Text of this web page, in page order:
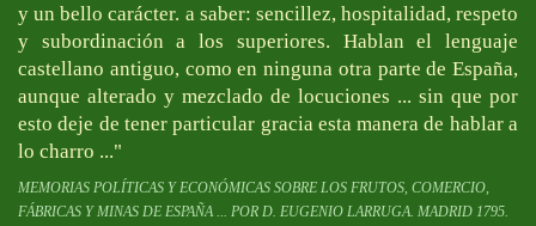
y un bello carácter. a saber: sencillez, hospitalidad, respeto
y subordinación a los superiores. Hablan el lenguaje
castellano antiguo, como en ninguna otra parte de España,
aunque alterado y mezclado de locuciones ... sin que por
esto deje de tener particular gracia esta manera de hablar a
lo charro ..."
MEMORIAS POLÍTICAS Y ECONÓMICAS SOBRE LOS FRUTOS, COMERCIO,
FÁBRICAS Y MINAS DE ESPAÑA ... POR D. EUGENIO LARRUGA. MADRID 1795.